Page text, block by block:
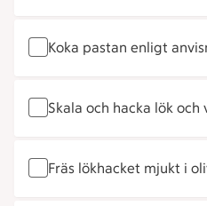
Koka pastan enligt
Skala och hacka lök och
Fräs lökhacket mjukt i